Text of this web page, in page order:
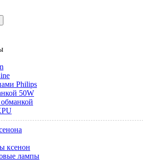
Philips
50W
ксенон
лампы